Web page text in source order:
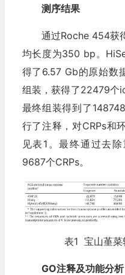
测序结果
通过Roche 454获
均长度为350 bp。
得了6.57 Gb的原始数
组装，获得了22479个
最终组装得到了
行了注释，对CRPs和
见表1。最终通过去
9687个CRPs。
表1 宝山堇菜
GO注释及功能分析